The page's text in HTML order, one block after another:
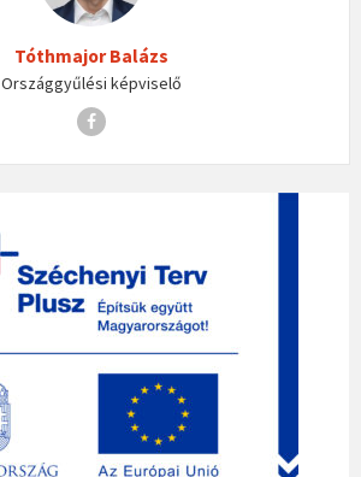
Tóthmajor Balázs
Országgyűlési képviselő
Facebook